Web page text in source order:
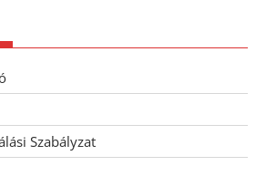
Szabályzat